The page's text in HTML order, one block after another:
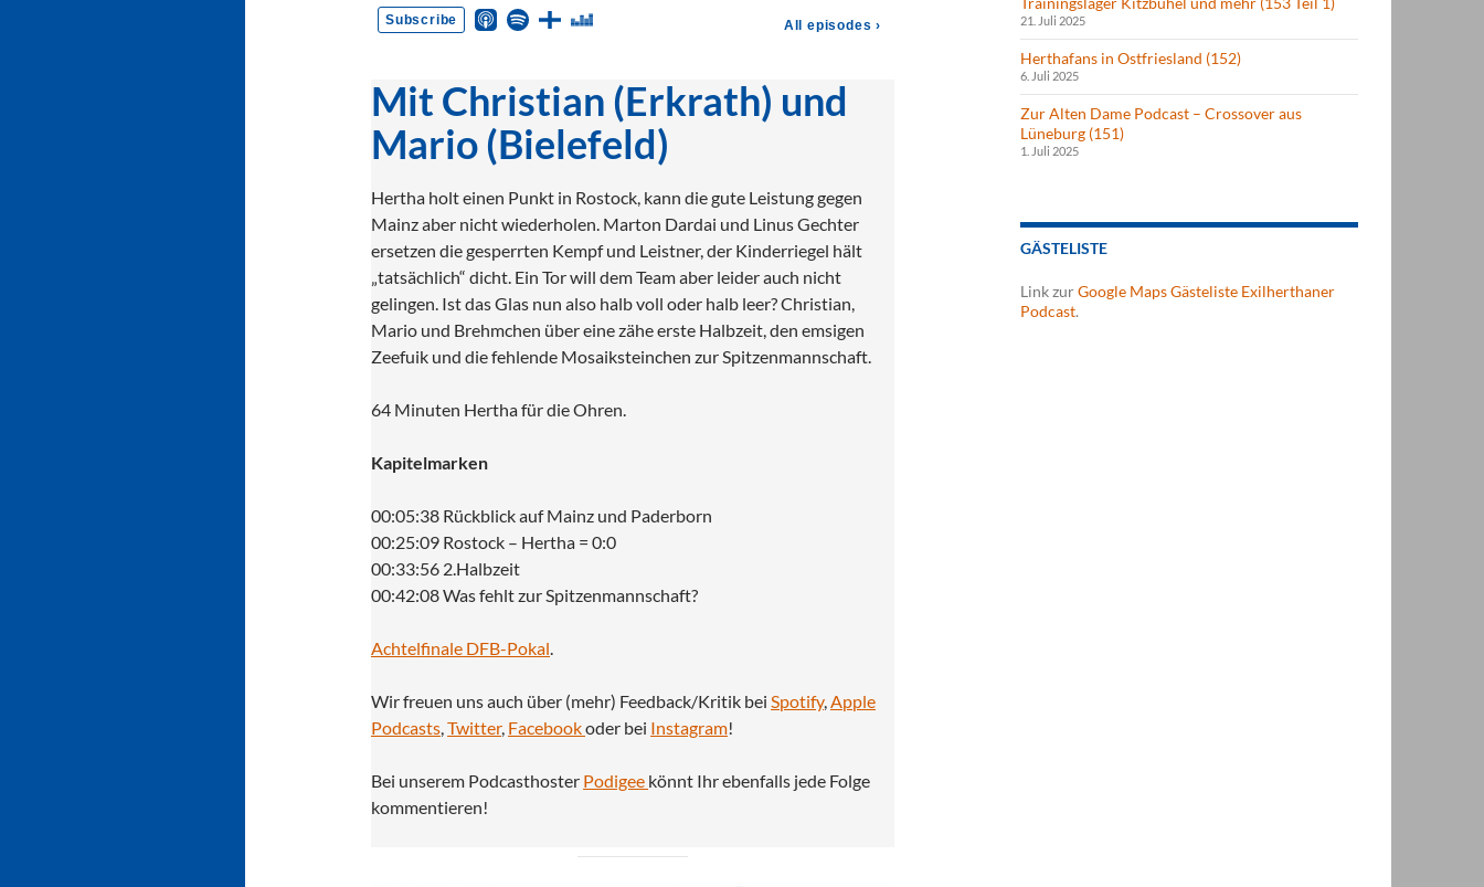
Mit Christian (Erkrath) und
Mario (Bielefeld)
Hertha holt einen Punkt in Rostock, kann die gute Leistung gegen
Mainz aber nicht wiederholen. Marton Dardai und Linus Gechter
ersetzen die gesperrten Kempf und Leistner, der Kinderriegel hält
„tatsächlich“ dicht. Ein Tor will dem Team aber leider auch nicht
gelingen. Ist das Glas nun also halb voll oder halb leer? Christian,
Mario und Brehmchen über eine zähe erste Halbzeit, den emsigen
Zeefuik und die fehlende Mosaiksteinchen zur Spitzenmannschaft.
64 Minuten Hertha für die Ohren.
Kapitelmarken
00:05:38 Rückblick auf Mainz und Paderborn
00:25:09 Rostock – Hertha = 0:0
00:33:56 2.Halbzeit
00:42:08 Was fehlt zur Spitzenmannschaft?
Achtelfinale DFB-Pokal.
Wir freuen uns auch über (mehr) Feedback/Kritik bei Spotify,Apple
Podcasts,Twitter, Facebookoder bei Instagram!
Bei unserem Podcasthoster Podigee könnt Ihr ebenfalls jede Folge
kommentieren!
21. Juli 2025
Herthafans in Ostfriesland (152)
6. Juli 2025
Zur Alten Dame Podcast – Crossover aus
Lüneburg (151)
1. Juli 2025
GÄSTELISTE
Link zurGoogle Maps Gästeliste Exilherthaner
Podcast.